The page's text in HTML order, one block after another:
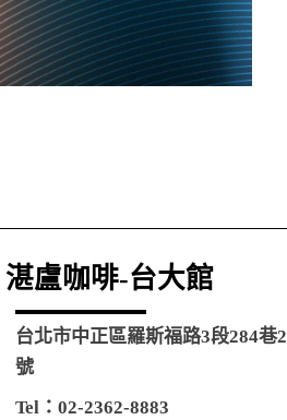
湛盧咖啡-台大館
台北市中正區羅斯福路3段284巷2
號
Tel：02-2362-8883